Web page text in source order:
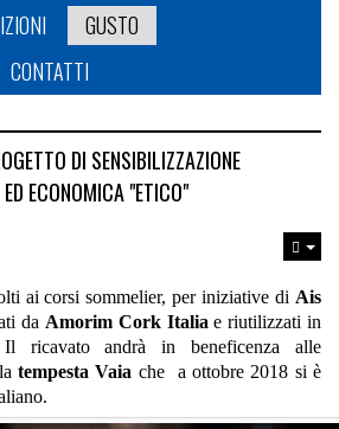
GUSTO
CONTATTI
DI SENSIBILIZZAZIONE
ECONOMICA "ETICO"
ai corsi sommelier, per iniziative di Ais
da Amorim Cork Italia e riutilizzati in
Il ricavato andrà in beneficenza alle
tempesta Vaia che a ottobre 2018 si è